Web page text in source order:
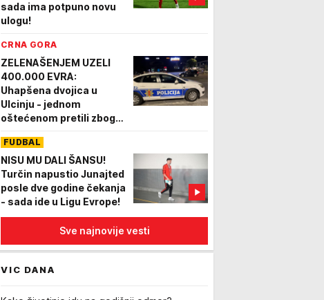
sada ima potpuno novu
ulogu!
CRNA GORA
ZELENAŠENJEM UZELI
400.000 EVRA:
Uhapšena dvojica u
Ulcinju - jednom
oštećenom pretili zbog
vozila i oružje
FUDBAL
NISU MU DALI ŠANSU!
Turčin napustio Junajted
posle dve godine čekanja
- sada ide u Ligu Evrope!
Sve najnovije vesti
VIC DANA